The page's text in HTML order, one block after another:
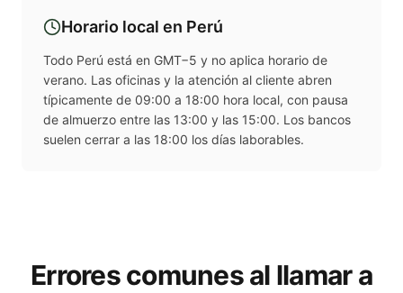
Horario local en Perú
Todo Perú está en GMT−5 y no aplica horario de
verano. Las oficinas y la atención al cliente abren
típicamente de 09:00 a 18:00 hora local, con pausa
de almuerzo entre las 13:00 y las 15:00. Los bancos
suelen cerrar a las 18:00 los días laborables.
Errores comunes al llamar a